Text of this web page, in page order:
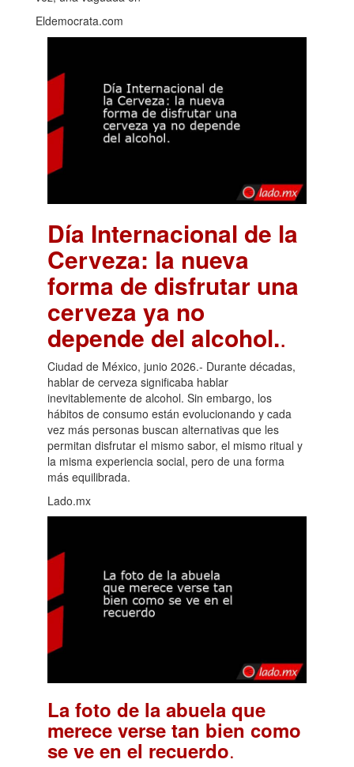
Eldemocrata.com
Día Internacional de la
Cerveza: la nueva
forma de disfrutar una
cerveza ya no
depende del alcohol..
Ciudad de México, junio 2026.- Durante décadas,
hablar de cerveza significaba hablar
inevitablemente de alcohol. Sin embargo, los
hábitos de consumo están evolucionando y cada
vez más personas buscan alternativas que les
permitan disfrutar el mismo sabor, el mismo ritual y
la misma experiencia social, pero de una forma
más equilibrada.
Lado.mx
La foto de la abuela que
merece verse tan bien como
se ve en el recuerdo.